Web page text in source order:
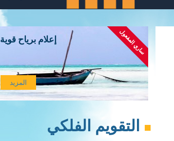
إعلام برياح قوية ساري المفعول
المزيد
التقويم الفلكي